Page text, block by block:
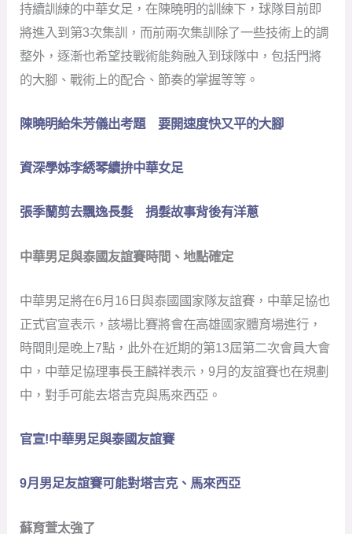
持續訓練的中華女足，在陳曉明的訓練下，球隊目前即
將進入到第3次集訓，而前兩次集訓除了一些技術上的調
整外，逐漸也希望技戰術能夠融入到球隊中，包括門將
的大腳、戰術上的配合、節奏的掌握等等。
陳曉明給朱芳儀出考題 要開速度快又平的大腳
資深學姊李綉琴續拚中華女足
張季蘭剪去飄逸長髮 捐髮故事背後有洋蔥
中華男足與泰國友誼賽時間、地點確定
中華男足將在6月16日與泰國國家隊友誼賽，中華足協也
正式官宣表示，該場比賽將會在高雄國家體育場進行，
時間則是晚上7點，此外在近期的第13屆第二次會員大會
中，中華足協理事長王麟祥表示，9月的友誼賽也在規劃
中，對手可能去塔吉克與馬來西亞。
官宣!中華男足與泰國友誼賽
9月男足友誼賽可能對塔吉克、馬來西亞
蘇育萱太強了